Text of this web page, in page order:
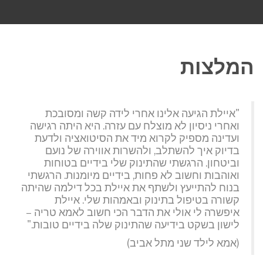
המלצות
"איילת הגיעה אלינו אחרי לידה קשה ומסובכת
ואחרי ניסיון לא מוצלח עם עזרה. היא היתה רגישה
ועדינה מספיק לקרוא מיד את הסיטואציה ולדעת
בדיוק איך להשתלב, ולהשרות אווירה של נועם
וביטחון. הרגשתי שהתינוק שלי בידיים בטוחות
ואוהבות וחשוב לא פחות, בידיים מיומנות. הרגשתי
בנוח להתייעץ ולשתף את איילת בכל דילמה שהיתה
קשורה בטיפול בתינוק ובאמהות שלי. איילת
איפשרה לי אולי את הדבר הכי חשוב לאמא טריה –
לישון בשקט בידיעה שהתינוק שלה בידיים טובות."
(אמא לילד שני מתל אביב)